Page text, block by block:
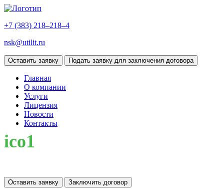
+7 (383) 218–218–4
nsk@utilit.ru
Оставить заявку Подать заявку для заключения договора
Главная
О компании
Услуги
Лицензия
Новости
Контакты
ico1
Оставить заявку Заключить договор